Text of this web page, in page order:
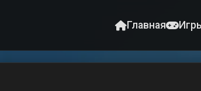
Главная